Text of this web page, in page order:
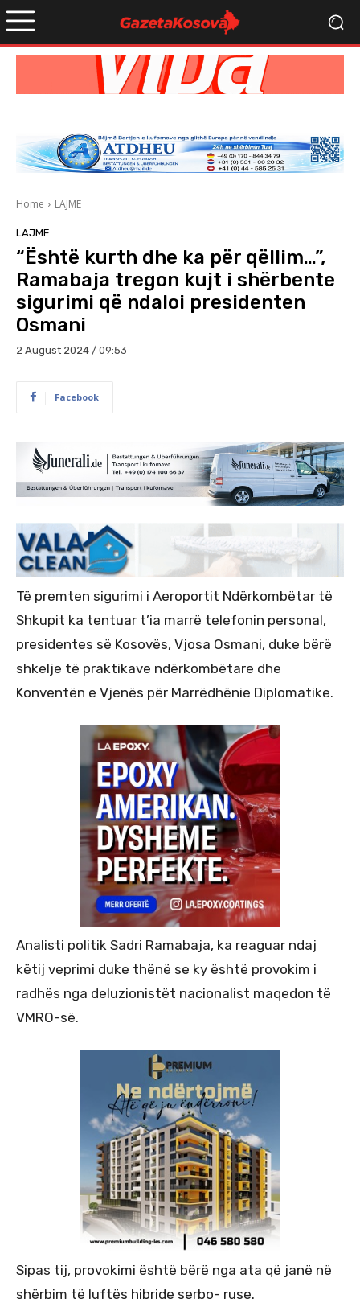
Home LAJME
LAJME
“Është kurth dhe ka për qëllim…”,
Ramabaja tregon kujt i shërbente
sigurimi që ndaloi presidenten
Osmani
2 August 2024 / 09:53
Facebook
Të premten sigurimi i Aeroportit Ndërkombëtar të
Shkupit ka tentuar t’ia marrë telefonin personal,
presidentes së Kosovës, Vjosa Osmani, duke bërë
shkelje të praktikave ndërkombëtare dhe
Konventën e Vjenës për Marrëdhënie Diplomatike.
Analisti politik Sadri Ramabaja, ka reaguar ndaj
këtij veprimi duke thënë se ky është provokim i
radhës nga deluzionistët nacionalist maqedon të
VMRO-së.
Sipas tij, provokimi është bërë nga ata që janë në
shërbim të luftës hibride serbo- ruse.